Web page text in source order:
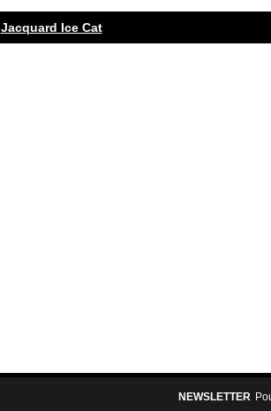
Jacquard Ice Cat
NEWSLETTER